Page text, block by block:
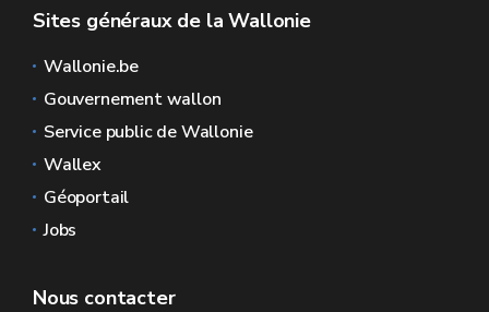
Sites généraux de la Wallonie
Wallonie.be
Gouvernement wallon
Service public de Wallonie
Wallex
Géoportail
Jobs
Nous contacter